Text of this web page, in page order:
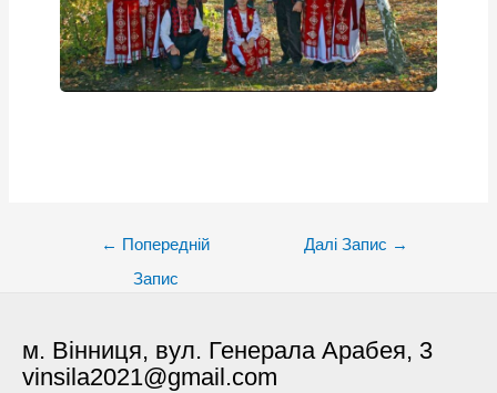
← Попередній
Запис
Далі Запис →
м. Вінниця, вул. Генерала Арабея, 3
vinsila2021@gmail.com